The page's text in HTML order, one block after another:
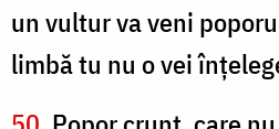
un vultur va veni
limbă tu nu o vei